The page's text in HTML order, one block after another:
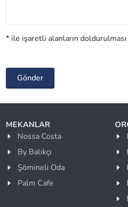
* ile işaretli alanların
Gönder
MEKANLAR
Nossa Costa
By Balıkçı
Şömineli Oda
Palm Cafe